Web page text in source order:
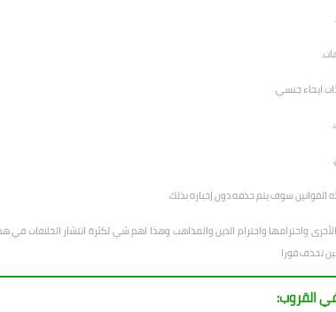
ايحاء جنسي.
سوف يتم حذفه دون إخباره بذلك.
الأخرى واحترامها واحترام الدين والمذاهب وهذا اهم شي لكثرة انتشار
تحذف فورا.
القروب: